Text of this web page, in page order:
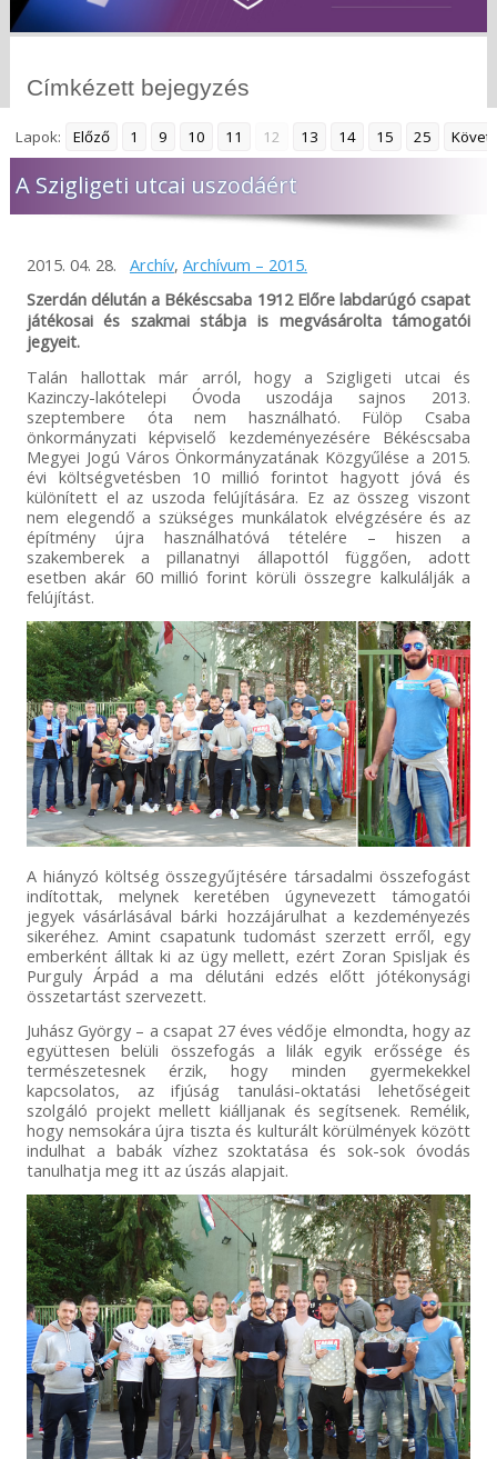
Címkézett bejegyzés
Lapok: Előző 1 9 10 11 12 13 14 15 25
A Szigligeti utcai uszodáért
2015. 04. 28. Archív, Archívum – 2015.
Szerdán délután a Békéscsaba 1912 Előre labdarúgó csapat
játékosai és szakmai stábja is megvásárolta támogatói
jegyeit.
Talán hallottak már arról, hogy a Szigligeti utcai és
Kazinczy-lakótelepi Óvoda uszodája sajnos 2013.
szeptembere óta nem használható. Fülöp Csaba
önkormányzati képviselő kezdeményezésére Békéscsaba
Megyei Jogú Város Önkormányzatának Közgyűlése a 2015.
évi költségvetésben 10 millió forintot hagyott jóvá és
különített el az uszoda felújítására. Ez az összeg viszont
nem elegendő a szükséges munkálatok elvégzésére és az
építmény újra használhatóvá tételére – hiszen a
szakemberek a pillanatnyi állapottól függően, adott
esetben akár 60 millió forint körüli összegre kalkulálják a
felújítást.
A hiányzó költség összegyűjtésére társadalmi összefogást
indítottak, melynek keretében úgynevezett támogatói
jegyek vásárlásával bárki hozzájárulhat a kezdeményezés
sikeréhez. Amint csapatunk tudomást szerzett erről, egy
emberként álltak ki az ügy mellett, ezért Zoran Spisljak és
Purguly Árpád a ma délutáni edzés előtt jótékonysági
összetartást szervezett.
Juhász György – a csapat 27 éves védője elmondta, hogy az
együttesen belüli összefogás a lilák egyik erőssége és
természetesnek érzik, hogy minden gyermekekkel
kapcsolatos, az ifjúság tanulási-oktatási lehetőségeit
szolgáló projekt mellett kiálljanak és segítsenek. Remélik,
hogy nemsokára újra tiszta és kulturált körülmények között
indulhat a babák vízhez szoktatása és sok-sok óvodás
tanulhatja meg itt az úszás alapjait.